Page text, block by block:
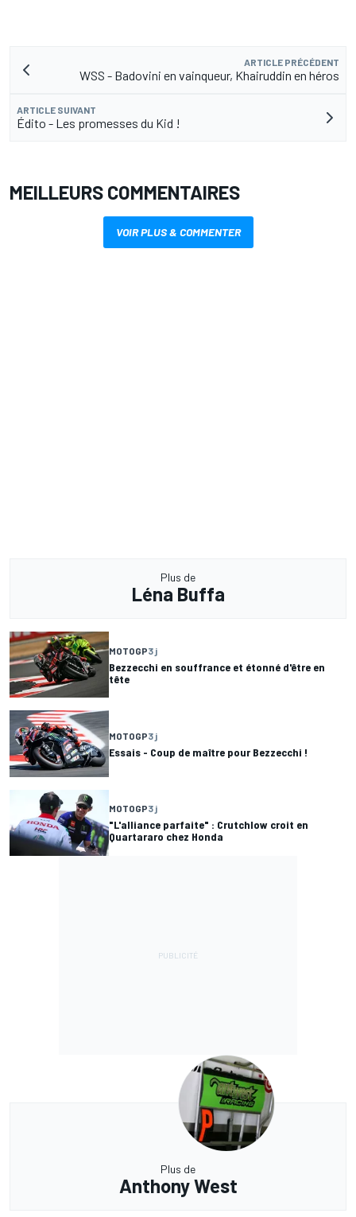
ARTICLE PRÉCÉDENT
WSS - Badovini en vainqueur, Khairuddin en héros
ARTICLE SUIVANT
Édito - Les promesses du Kid !
MEILLEURS COMMENTAIRES
VOIR PLUS & COMMENTER
Plus de
Léna Buffa
MOTOGP3 j
Bezzecchi en souffrance et étonné d'être en
tête
MOTOGP3 j
Essais - Coup de maître pour Bezzecchi !
MOTOGP3 j
"L'alliance parfaite" : Crutchlow croit en
Quartararo chez Honda
Plus de
Anthony West